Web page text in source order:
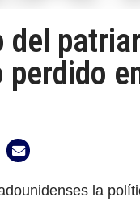
del
la